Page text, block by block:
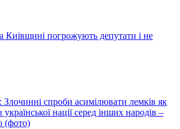
Київщині погрожують депутати і не
спроби асимілювати лемків як
української нації серед інших народів –
(фото)